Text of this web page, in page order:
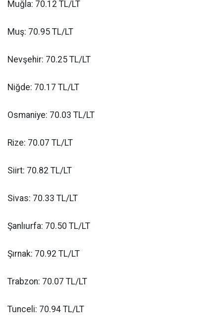
Muğla: 70.12 TL/LT
Muş: 70.95 TL/LT
Nevşehir: 70.25 TL/LT
Niğde: 70.17 TL/LT
Osmaniye: 70.03 TL/LT
Rize: 70.07 TL/LT
Siirt: 70.82 TL/LT
Sivas: 70.33 TL/LT
Şanlıurfa: 70.50 TL/LT
Şırnak: 70.92 TL/LT
Trabzon: 70.07 TL/LT
Tunceli: 70.94 TL/LT